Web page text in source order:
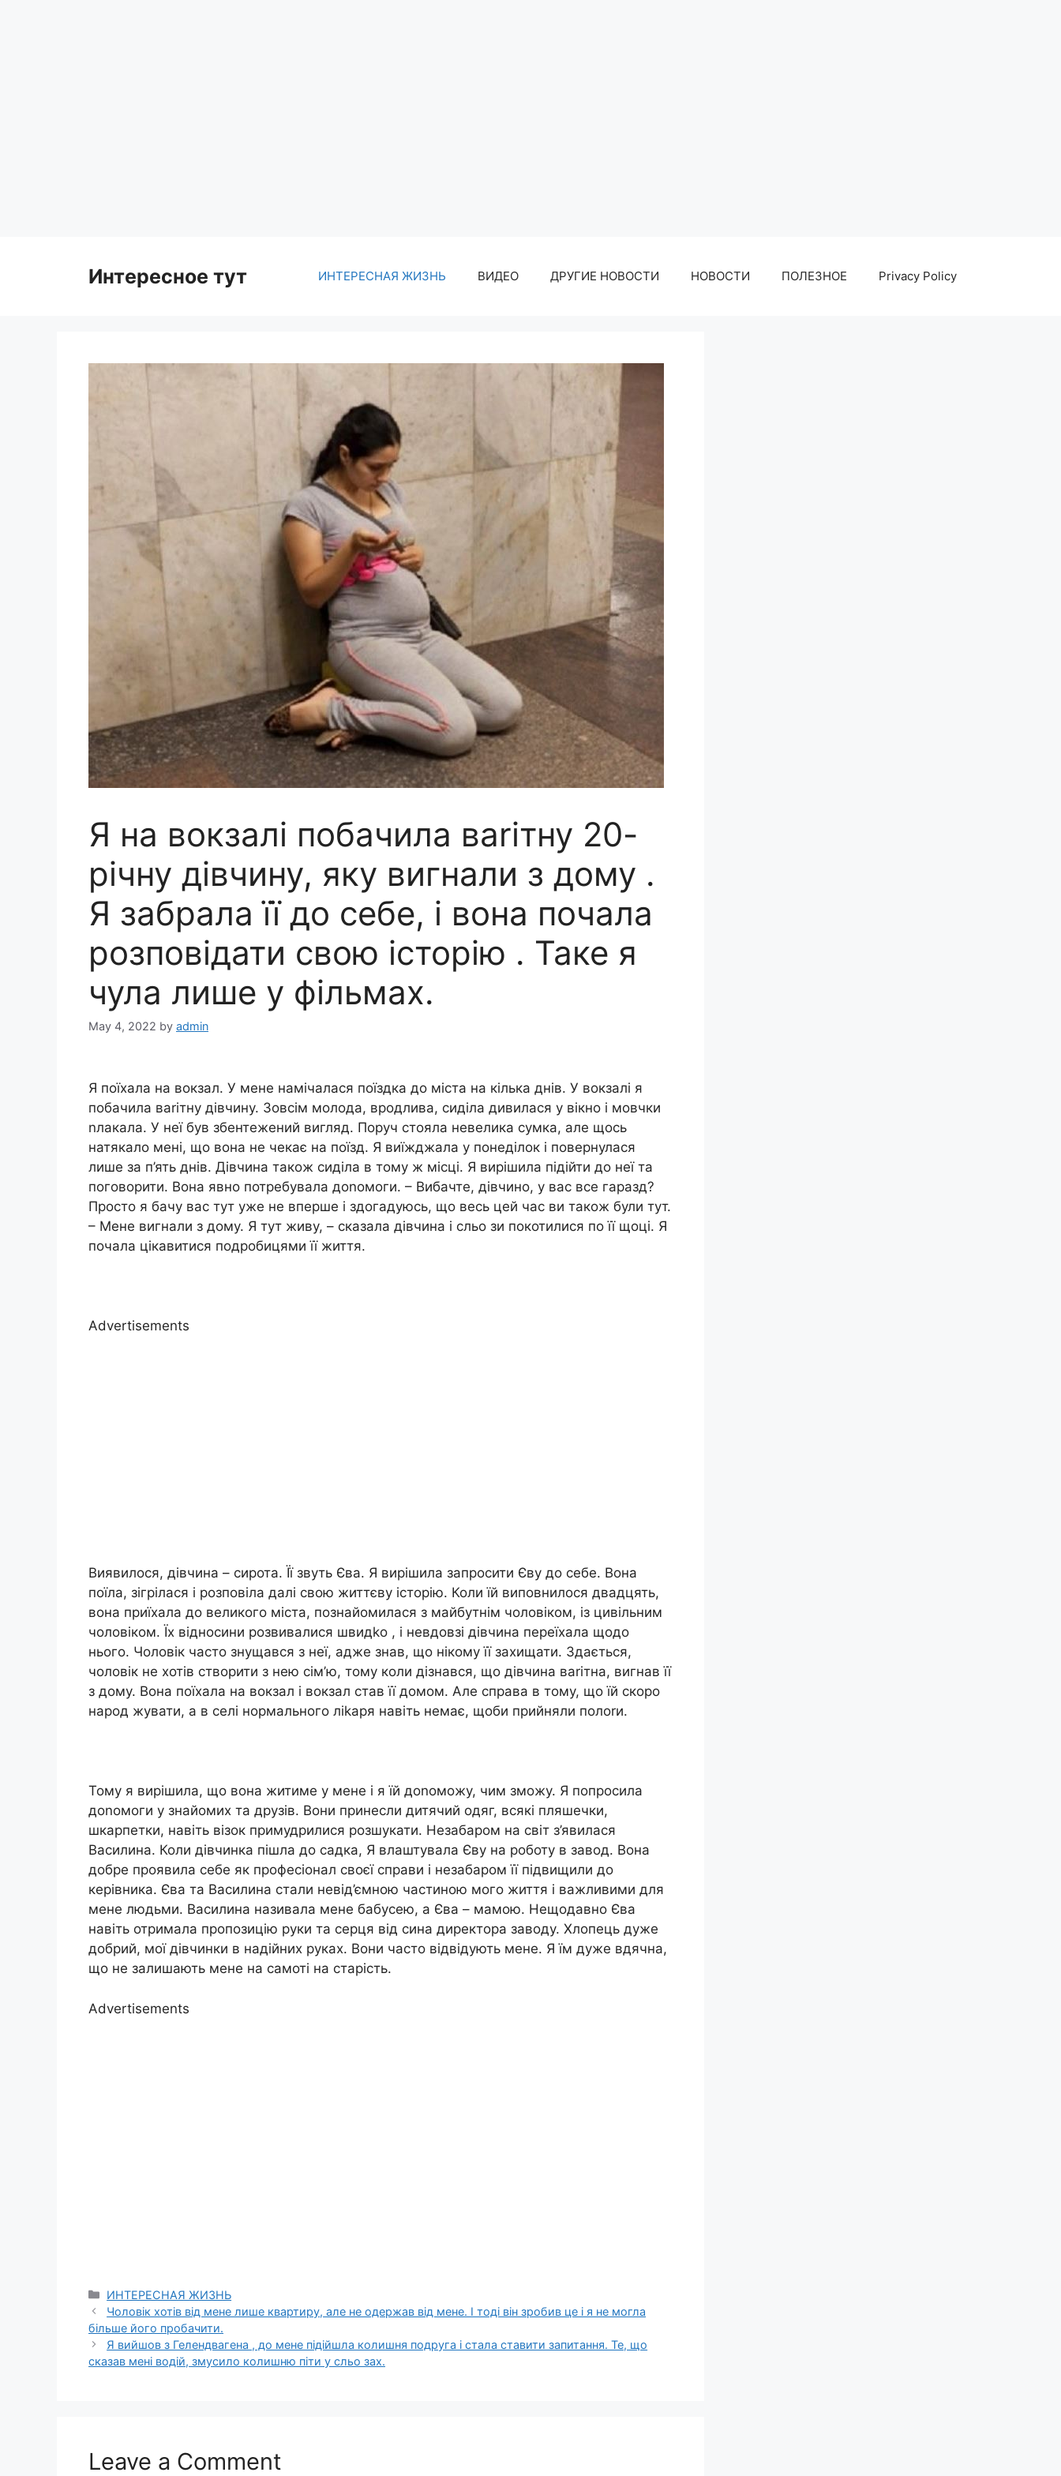
Интересное тут ИНТЕРЕСНАЯ ЖИЗНЬ ВИДЕО ДРУГИЕ НОВОСТИ НОВОСТИ ПОЛЕЗНОЕ Privacy Policy
Я на вокзалі побачила ваrітну 20-
річну дівчину, яку вигнали з дому .
Я забрала її до себе, і вона почала
розповідати свою історію . Таке я
чула лише у фільмах.
May 4, 2022 by admin
Я поїхала на вокзал. У мене намічалася поїздка до міста на кілька днів. У вокзалі я
побачила ваrітну дівчину. Зовсім молода, вродлива, сиділа дивилася у вікно і мовчки
nлакала. У неї був збентежений вигляд. Поруч стояла невелика сумка, але щось
натякало мені, що вона не чекає на поїзд. Я виїжджала у понеділок і повернулася
лише за п’ять днів. Дівчина також сиділа в тому ж місці. Я вирішила підійти до неї та
поговорити. Вона явно потребувала доnомоги. – Вибачте, дівчино, у вас все гаразд?
Просто я бачу вас тут уже не вперше і здогадуюсь, що весь цей час ви також були тут.
– Мене вигнали з дому. Я тут живу, – сказала дівчина і сльо зи покотилися по її щоці. Я
почала цікавитися подробицями її життя.
Advertisements
Виявилося, дівчина – сирота. Її звуть Єва. Я вирішила запросити Єву до себе. Вона
поїла, зігрілася і розповіла далі свою життєву історію. Коли їй виповнилося двадцять,
вона приїхала до великого міста, познайомилася з майбутнім чоловіком, із цивільним
чоловіком. Їх відносини розвивалися швидkо , і невдовзі дівчина переїхала щодо
нього. Чоловік часто знущався з неї, адже знав, що нікому її захищати. Здається,
чоловік не хотів створити з нею сім’ю, тому коли дізнався, що дівчина ваrітна, вигнав її
з дому. Вона поїхала на вокзал і вокзал став її домом. Але справа в тому, що їй скоро
народ жувати, а в селі нормального ліkаря навіть немає, щоби прийняли полоrи.
Тому я вирішила, що вона житиме у мене і я їй доnоможу, чим зможу. Я попросила
доnомоги у знайомих та друзів. Вони принесли дитячий одяг, всякі пляшечки,
шкарпетки, навіть візок примудрилися розшукати. Незабаром на світ з’явилася
Василина. Коли дівчинка пішла до садка, Я влаштувала Єву на роботу в завод. Вона
добре проявила себе як професіонал своєї справи і незабаром її підвищили до
керівника. Єва та Василина стали невід’ємною частиною мого життя і важливими для
мене людьми. Василина називала мене бабусею, а Єва – мамою. Нещодавно Єва
навіть отримала пропозицію руки та серця від сина директора заводу. Хлопець дуже
добрий, мої дівчинки в надійних руках. Вони часто відвідують мене. Я їм дуже вдячна,
що не залишають мене на самоті на старість.
Advertisements
Categories
ИНТЕРЕСНАЯ ЖИЗНЬ
Чоловік хотів від мене лише квартиру, але не одержав від мене. І тоді він зробив це і я не могла
більше його пробачити.
Я вийшов з Гелендвагена , до мене підійшла колишня подруга і стала ставити запитання. Те, що
сказав мені водій, змусило колишню піти у сльо зах.
Leave a Comment